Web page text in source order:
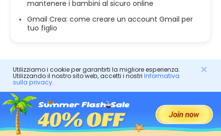
mantenere i bambini al sicuro online
Gmail Crea: come creare un account Gmail per
tuo figlio
Utilizziamo i cookie per garantirti la migliore esperienza.
Utilizzando il nostro sito web, accetti i nostri Informativa
sulla privacy.